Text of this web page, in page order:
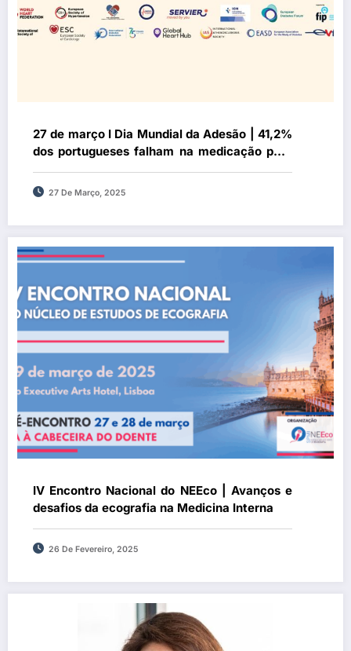
27 de março I Dia Mundial da Adesão | 41,2%
dos portugueses falham na medicação para
doenças crónicas
27 De Março, 2025
IV Encontro Nacional do NEEco | Avanços e
desafios da ecografia na Medicina Interna
26 De Fevereiro, 2025